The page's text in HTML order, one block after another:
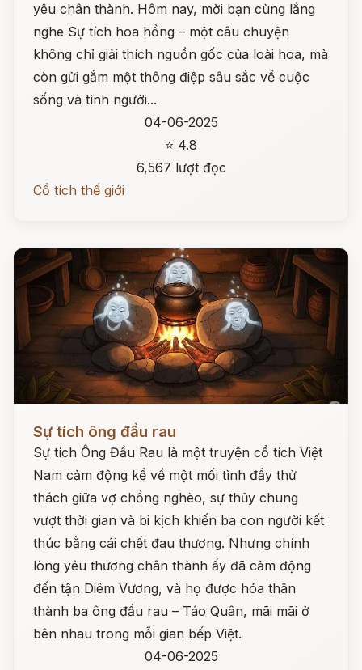
yêu chân thành. Hôm nay, mời bạn cùng lắng
nghe Sự tích hoa hồng – một câu chuyện
không chỉ giải thích nguồn gốc của loài hoa, mà
còn gửi gắm một thông điệp sâu sắc về cuộc
sống và tình người...
04-06-2025
⭐ 4.8
6,567 lượt đọc
Cổ tích thế giới
Sự tích ông đầu rau
Sự tích Ông Đầu Rau là một truyện cổ tích Việt
Nam cảm động kể về một mối tình đầy thử
thách giữa vợ chồng nghèo, sự thủy chung
vượt thời gian và bi kịch khiến ba con người kết
thúc bằng cái chết đau thương. Nhưng chính
lòng yêu thương chân thành ấy đã cảm động
đến tận Diêm Vương, và họ được hóa thân
thành ba ông đầu rau – Táo Quân, mãi mãi ở
bên nhau trong mỗi gian bếp Việt.
04-06-2025